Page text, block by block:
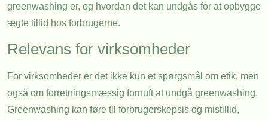
greenwashing er, og hvordan det kan undgås for at opbygge
ægte tillid hos forbrugerne.
Relevans for virksomheder
For virksomheder er det ikke kun et spørgsmål om etik, men
også om forretningsmæssig fornuft at undgå greenwashing.
Greenwashing kan føre til forbrugerskepsis og mistillid,